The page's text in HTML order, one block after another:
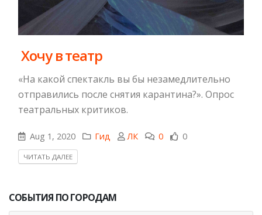
​ Хочу в театр
«На какой спектакль вы бы незамедлительно
отправились после снятия карантина?». Опрос
театральных критиков.
Aug 1, 2020 Гид ЛК 0 0
ЧИТАТЬ ДАЛЕЕ
СОБЫТИЯ ПО ГОРОДАМ